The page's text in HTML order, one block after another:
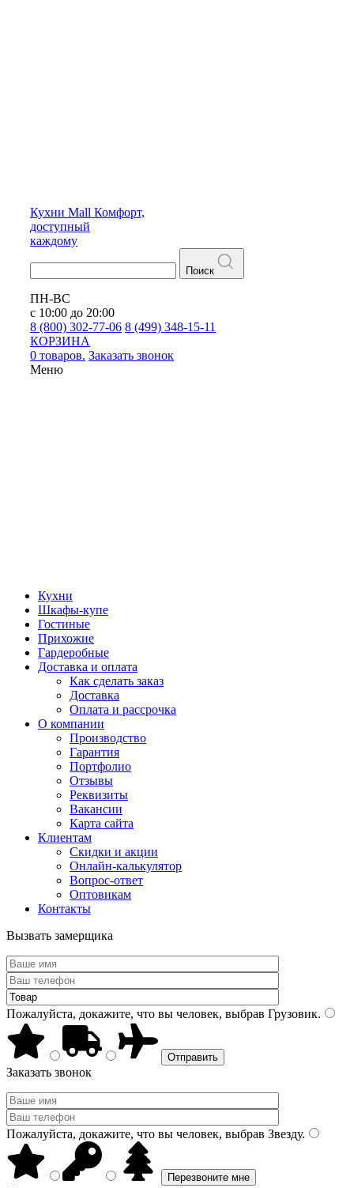
Кухни Mall Комфорт,
доступный
каждому
Поиск
ПН-ВС
с 10:00 до 20:00
8 (800) 302-77-06 8 (499) 348-15-11
КОРЗИНА
0 товаров. Заказать звонок
Меню
Кухни
Шкафы-купе
Гостиные
Прихожие
Гардеробные
Доставка и оплата
Как сделать заказ
Доставка
Оплата и рассрочка
О компании
Производство
Гарантия
Портфолио
Отзывы
Реквизиты
Вакансии
Карта сайта
Клиентам
Скидки и акции
Онлайн-калькулятор
Вопрос-ответ
Оптовикам
Контакты
Вызвать замерщика
Пожалуйста, докажите, что вы человек, выбрав Грузовик.
Заказать звонок
Пожалуйста, докажите, что вы человек, выбрав Звезду.